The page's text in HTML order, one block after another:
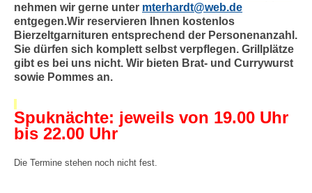
nehmen wir gerne unter mterhardt@web.de
entgegen.Wir reservieren Ihnen kostenlos
Bierzeltgarnituren entsprechend der Personenanzahl.
Sie dürfen sich komplett selbst verpflegen. Grillplätze
gibt es bei uns nicht. Wir bieten Brat- und Currywurst
sowie Pommes an.
Spuknächte: jeweils von 19.00 Uhr
bis 22.00 Uhr
Die Termine stehen noch nicht fest.